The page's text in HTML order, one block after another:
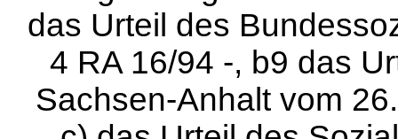
das Urteil des
4 RA 16/94 -, b9 das
Sachsen-Anhalt vom